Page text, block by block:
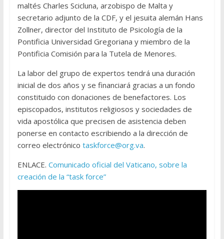
maltés Charles Scicluna, arzobispo de Malta y
secretario adjunto de la CDF, y el jesuita alemán Hans
Zollner, director del Instituto de Psicología de la
Pontificia Universidad Gregoriana y miembro de la
Pontificia Comisión para la Tutela de Menores.
La labor del grupo de expertos tendrá una duración
inicial de dos años y se financiará gracias a un fondo
constituido con donaciones de benefactores. Los
episcopados, institutos religiosos y sociedades de
vida apostólica que precisen de asistencia deben
ponerse en contacto escribiendo a la dirección de
correo electrónico taskforce@org.va.
ENLACE. Comunicado oficial del Vaticano, sobre la
creación de la “task force”